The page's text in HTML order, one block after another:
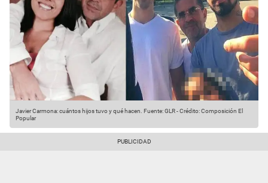
Javier Carmona: cuántos hijos tuvo y qué hacen. Fuente: GLR-Crédito: Composición El
Popular